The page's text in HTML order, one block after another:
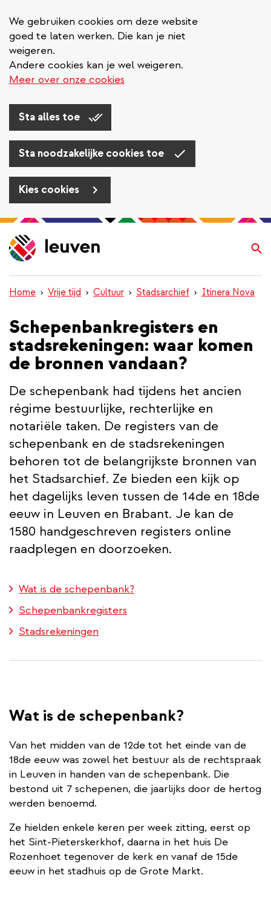
We gebruiken cookies om deze website
goed te laten werken. Die kan je niet
weigeren.
Andere cookies kan je wel weigeren.
Meer over onze cookies
Sta alles toe
Sta noodzakelijke cookies toe
Kies cookies
Overslaan
en
naar
inhoud
gaan
Home Vrije tijd Cultuur Stadsarchief Itinera Nova
Schepenbankregisters en
stadsrekeningen: waar komen
de bronnen vandaan?
De schepenbank had tijdens het ancien
régime bestuurlijke, rechterlijke en
notariële taken. De registers van de
schepenbank en de stadsrekeningen
behoren tot de belangrijkste bronnen van
het Stadsarchief. Ze bieden een kijk op
het dagelijks leven tussen de 14de en 18de
eeuw in Leuven en Brabant. Je kan de
1580 handgeschreven registers online
raadplegen en doorzoeken.
Wat is de schepenbank?
Schepenbankregisters
Stadsrekeningen
Wat is de schepenbank?
Van het midden van de 12de tot het einde van de
18de eeuw was zowel het bestuur als de rechtspraak
in Leuven in handen van de schepenbank. Die
bestond uit 7 schepenen, die jaarlijks door de hertog
werden benoemd.
Ze hielden enkele keren per week zitting, eerst op
het Sint-Pieterskerkhof, daarna in het huis De
Rozenhoet tegenover de kerk en vanaf de 15de
eeuw in het stadhuis op de Grote Markt.